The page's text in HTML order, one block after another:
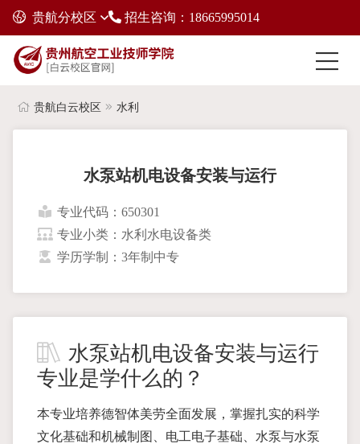
贵航分校区 招生咨询：18665995014
贵航白云校区 水利
水泵站机电设备安装与运行
专业代码：650301
专业小类：水利水电设备类
学历学制：3年制中专
水泵站机电设备安装与运行
专业是学什么的？
本专业培养德智体美劳全面发展，掌握扎实的科学
文化基础和机械制图、电工电子基础、水泵与水泵